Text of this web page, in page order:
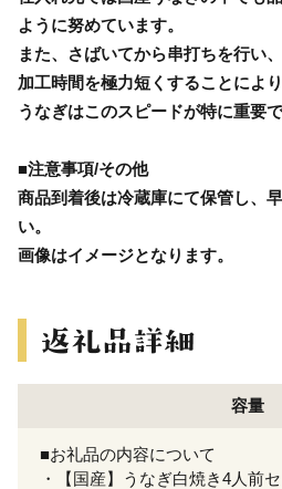
ように努めています。
また、さばいてから串打ちを行い
加工時間を極力短くすることによ
うなぎはこのスピードが特に重要で
■注意事項/その他
商品到着後は冷蔵庫にて保管し、
い。
画像はイメージとなります。
容量
■お礼品の内容について
・【国産】うなぎ白焼き4人前